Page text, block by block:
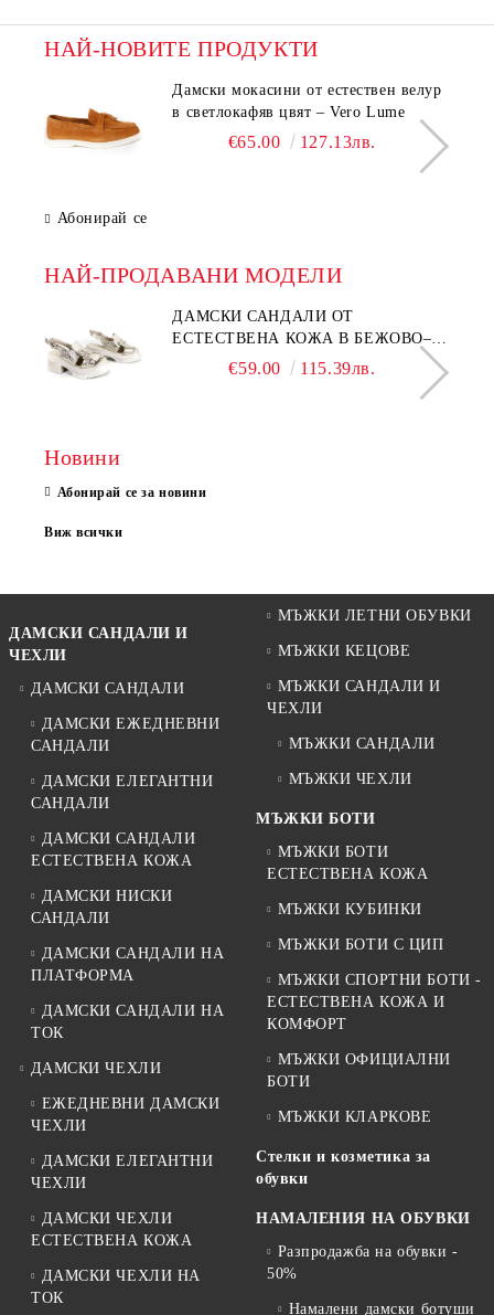
НАЙ-НОВИТЕ ПРОДУКТИ
Дамски мокасини от естествен велур
в светлокафяв цвят – Vero Lume
€65.00 127.13лв.
Абонирай се
НАЙ-ПРОДАВАНИ МОДЕЛИ
ДАМСКИ САНДАЛИ ОТ
ЕСТЕСТВЕНА КОЖА В БЕЖОВО–
МОДЕЛ NOVA.
€59.00 115.39лв.
Новини
Абонирай се за новини
Виж всички
ДАМСКИ САНДАЛИ И
ЧЕХЛИ
ДАМСКИ САНДАЛИ
ДАМСКИ ЕЖЕДНЕВНИ
САНДАЛИ
ДАМСКИ ЕЛЕГАНТНИ
САНДАЛИ
ДАМСКИ САНДАЛИ
ЕСТЕСТВЕНА КОЖА
ДАМСКИ НИСКИ
САНДАЛИ
ДАМСКИ САНДАЛИ НА
ПЛАТФОРМА
ДАМСКИ САНДАЛИ НА
ТОК
ДАМСКИ ЧЕХЛИ
ЕЖЕДНЕВНИ ДАМСКИ
ЧЕХЛИ
ДАМСКИ ЕЛЕГАНТНИ
ЧЕХЛИ
ДАМСКИ ЧЕХЛИ
ЕСТЕСТВЕНА КОЖА
ДАМСКИ ЧЕХЛИ НА
ТОК
МЪЖКИ ЛЕТНИ ОБУВКИ
МЪЖКИ КЕЦОВЕ
МЪЖКИ САНДАЛИ И
ЧЕХЛИ
МЪЖКИ САНДАЛИ
МЪЖКИ ЧЕХЛИ
МЪЖКИ БОТИ
МЪЖКИ БОТИ
ЕСТЕСТВЕНА КОЖА
МЪЖКИ КУБИНКИ
МЪЖКИ БОТИ С ЦИП
МЪЖКИ СПОРТНИ БОТИ -
ЕСТЕСТВЕНА КОЖА И
КОМФОРТ
МЪЖКИ ОФИЦИАЛНИ
БОТИ
МЪЖКИ КЛАРКОВЕ
Стелки и козметика за
обувки
НАМАЛЕНИЯ НА ОБУВКИ
Разпродажба на обувки -
50%
Намалени дамски ботуши